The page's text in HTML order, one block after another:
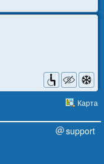
Карта
support